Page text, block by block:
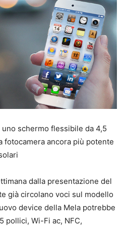
schermo flessibile da 4,5
fotocamera ancora più potente
dalla presentazione del
già circolano voci sul modello
device della Mela potrebbe
pollici, Wi-Fi ac, NFC,